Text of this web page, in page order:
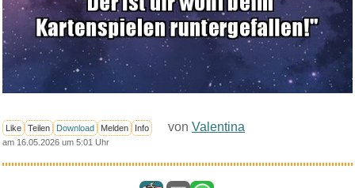
Like Teilen Download Melden Info von Valentina
am 16.05.2026 um 5:01 Uhr